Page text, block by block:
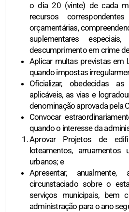
o dia 20 (vinte) de cada
recursos
orçamentárias,
suplementares
descumprimento em crime
Aplicar multas previstas em
quando impostas
Oficializar, obedecidas
aplicáveis, as vias e
denominação aprovada pela
Convocar
quando o interesse da
Aprovar Projetos de
loteamentos,
urbanos; e
Apresentar,
circunstaciado sobre o
serviços municipais, bem
administração para o ano